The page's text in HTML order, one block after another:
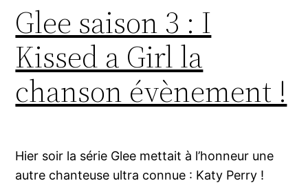
Glee saison 3 : I
Kissed a Girl la
chanson évènement !
Hier soir la série Glee mettait à l’honneur une
autre chanteuse ultra connue : Katy Perry !